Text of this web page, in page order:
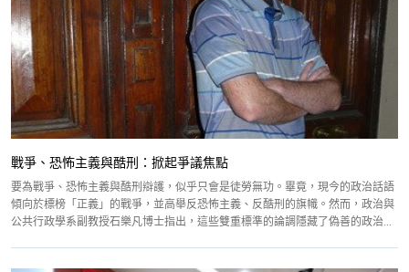
戰爭、恐怖主義與酷刑：掀起爭議焦點
要為戰爭、恐怖主義與酷刑辯護，似乎只會是徒勞無功。畢竟，現今的政治話語
傾向於標榜「正義」的戰爭，並高舉反恐怖主義、反酷刑的旗幟。然而，政治與
公共行政學系副教授石樂凡博士指出，這些雙重標準的論調隱藏了偽善的政治...